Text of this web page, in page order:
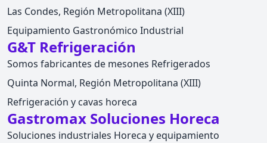
Las Condes, Región Metropolitana (XIII)
Equipamiento Gastronómico Industrial
G&T Refrigeración
Somos fabricantes de mesones Refrigerados
Quinta Normal, Región Metropolitana (XIII)
Refrigeración y cavas horeca
Gastromax Soluciones Horeca
Soluciones industriales Horeca y equipamiento